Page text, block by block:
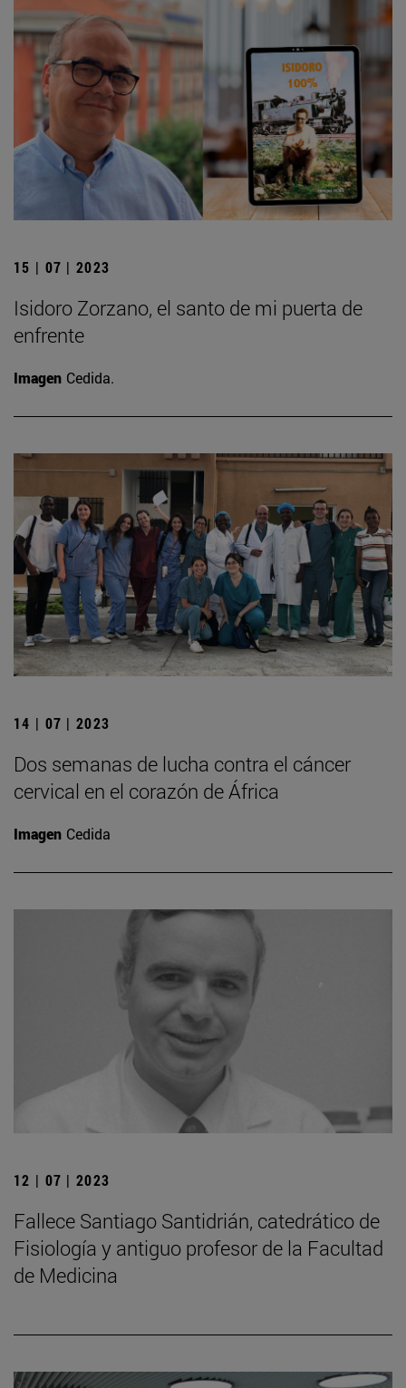
15 | 07 | 2023
Isidoro Zorzano, el santo de mi puerta de
enfrente
Imagen Cedida.
14 | 07 | 2023
Dos semanas de lucha contra el cáncer
cervical en el corazón de África
Imagen Cedida
12 | 07 | 2023
Fallece Santiago Santidrián, catedrático de
Fisiología y antiguo profesor de la Facultad
de Medicina